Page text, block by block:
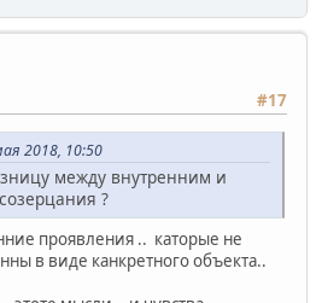
#17
2018, 10:50
между внутренним и
?
проявления .. каторые не
в виде канкретного объекта..